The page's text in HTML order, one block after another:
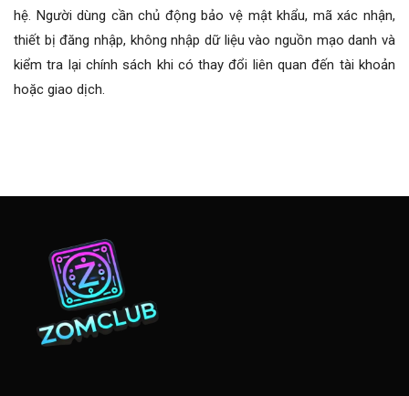
hệ. Người dùng cần chủ động bảo vệ mật khẩu, mã xác nhận,
thiết bị đăng nhập, không nhập dữ liệu vào nguồn mạo danh và
kiểm tra lại chính sách khi có thay đổi liên quan đến tài khoản
hoặc giao dịch.